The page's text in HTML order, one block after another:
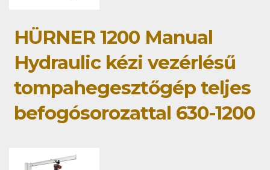
HÜRNER 1200 Manual
Hydraulic kézi vezérlésű
tompahegesztőgép teljes
befogósorozattal 630-1200